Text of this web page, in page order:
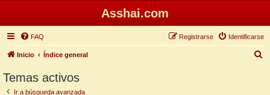
Asshai.com
FAQ Identificarse
Registrarse
Inicio Índice general
Temas activos
Ir a búsqueda avanzada